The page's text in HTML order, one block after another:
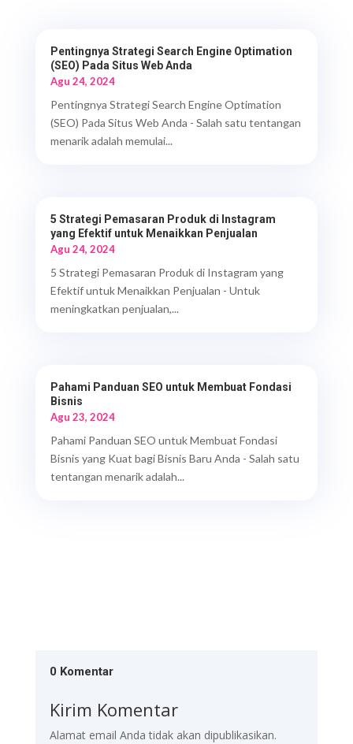
Pentingnya Strategi Search Engine Optimation
(SEO) Pada Situs Web Anda
Agu 24, 2024
Pentingnya Strategi Search Engine Optimation
(SEO) Pada Situs Web Anda - Salah satu tentangan
menarik adalah memulai...
5 Strategi Pemasaran Produk di Instagram
yang Efektif untuk Menaikkan Penjualan
Agu 24, 2024
5 Strategi Pemasaran Produk di Instagram yang
Efektif untuk Menaikkan Penjualan - Untuk
meningkatkan penjualan,...
Pahami Panduan SEO untuk Membuat Fondasi
Bisnis
Agu 23, 2024
Pahami Panduan SEO untuk Membuat Fondasi
Bisnis yang Kuat bagi Bisnis Baru Anda - Salah satu
tentangan menarik adalah...
0 Komentar
Kirim Komentar
Alamat email Anda tidak akan dipublikasikan.